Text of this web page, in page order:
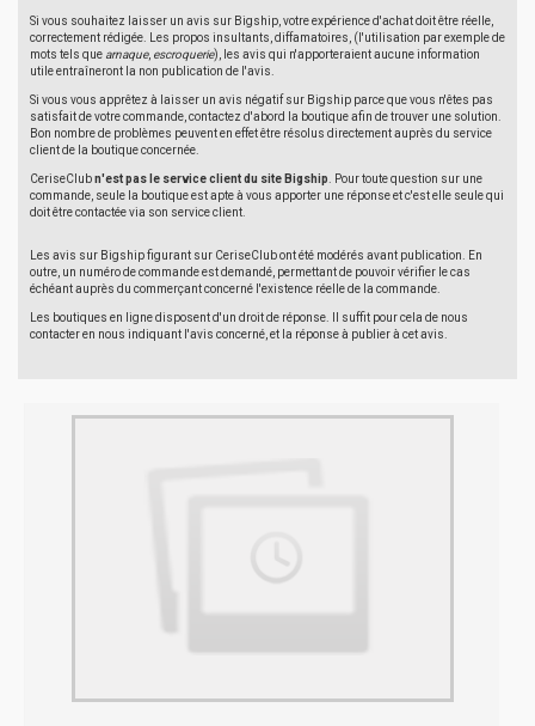
Si vous souhaitez laisser un avis sur Bigship, votre expérience d'achat doit être réelle,
correctement rédigée. Les propos insultants, diffamatoires, (l'utilisation par exemple de
mots tels que arnaque, escroquerie), les avis qui n'apporteraient aucune information
utile entraîneront la non publication de l'avis.
Si vous vous apprêtez à laisser un avis négatif sur Bigship parce que vous n'êtes pas
satisfait de votre commande, contactez d'abord la boutique afin de trouver une solution.
Bon nombre de problèmes peuvent en effet être résolus directement auprès du service
client de la boutique concernée.
CeriseClubn'est pas le service client du site Bigship . Pour toute question sur une
commande, seule la boutique est apte à vous apporter une réponse et c'est elle seule qui
doit être contactée via son service client.
Les avis sur Bigship figurant sur CeriseClub ont été modérés avant publication. En
outre, un numéro de commande est demandé, permettant de pouvoir vérifier le cas
échéant auprès du commerçant concerné l'existence réelle de la commande.
Les boutiques en ligne disposent d'un droit de réponse. Il suffit pour cela de nous
contacter en nous indiquant l'avis concerné, et la réponse à publier à cet avis.